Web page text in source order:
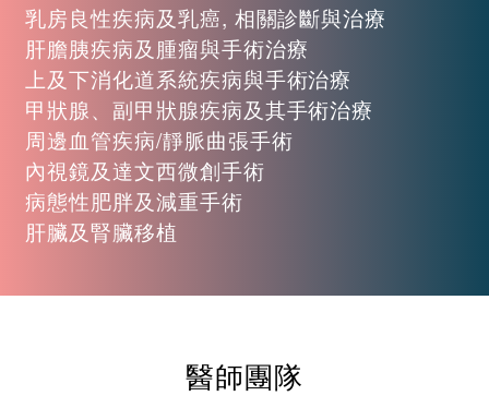
乳房良性疾病及乳癌, 相關診斷與治療
肝膽胰疾病及腫瘤與手術治療
上及下消化道系統疾病與手術治療
甲狀腺、副甲狀腺疾病及其手術治療
周邊血管疾病/靜脈曲張手術
內視鏡及達文西微創手術
病態性肥胖及減重手術
肝臟及腎臟移植
醫師團隊